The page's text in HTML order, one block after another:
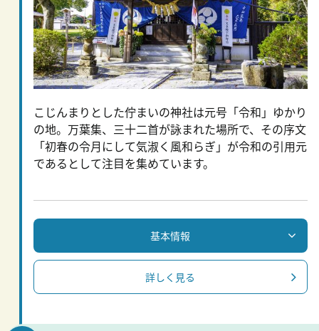
こじんまりとした佇まいの神社は元号「令和」ゆかり
の地。万葉集、三十二首が詠まれた場所で、その序文
「初春の令月にして気淑く風和らぎ」が令和の引用元
であるとして注目を集めています。
基本情報
詳しく見る